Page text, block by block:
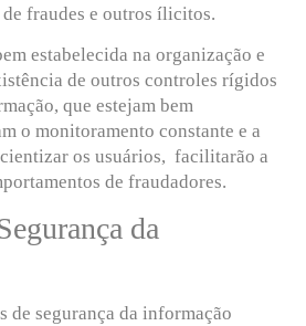
fraudes e outros ílicitos.
estabelecida na organização e
de outros controles rígidos
que estejam bem
o monitoramento constante e a
os usuários, facilitarão a
de fraudadores.
da
de segurança da informação